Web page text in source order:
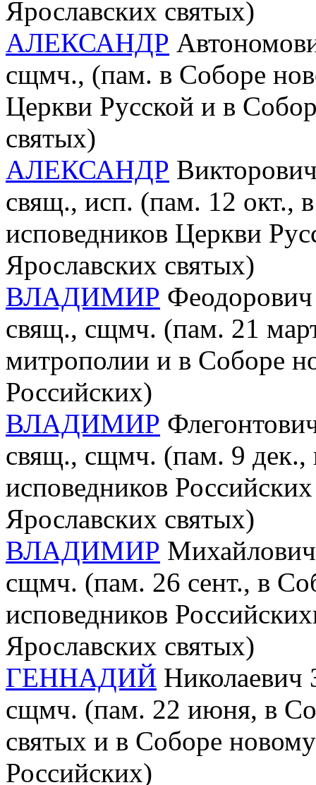
Ярославских святых)
АЛЕКСАНДР
сщмч., (пам. в Соборе
Церкви Русской и в
святых)
АЛЕКСАНДР
свящ., исп. (пам. 12 окт.,
исповедников Церкви
Ярославских святых)
ВЛАДИМИР
свящ., сщмч. (пам. 21
митрополии и в Соборе
Российских)
ВЛАДИМИР
свящ., сщмч. (пам. 9 дек.,
исповедников
Ярославских святых)
ВЛАДИМИР
сщмч. (пам. 26 сент., в
исповедников
Ярославских святых)
ГЕННАДИЙ Николаевич
сщмч. (пам. 22 июня, в
святых и в Соборе
Российских)